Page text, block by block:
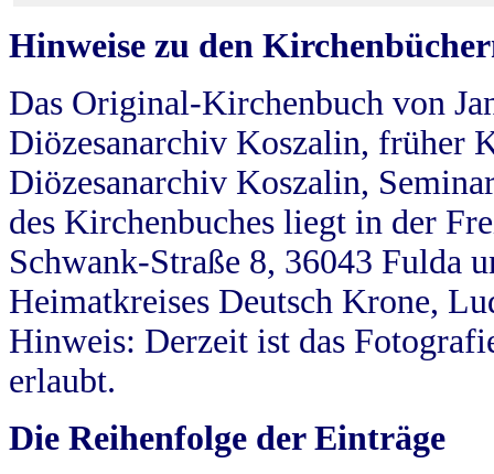
Hinweise zu den
Das Original-Kirchenbuch von
Diözesanarchiv Koszalin, früher
Diözesanarchiv Koszalin,
des Kirchenbuches liegt in der
Schwank-Straße 8, 36043 Fulda
Heimatkreises Deutsch Krone,
Hinweis: Derzeit ist das
erlaubt.
Die Reihenfolge der Einträge